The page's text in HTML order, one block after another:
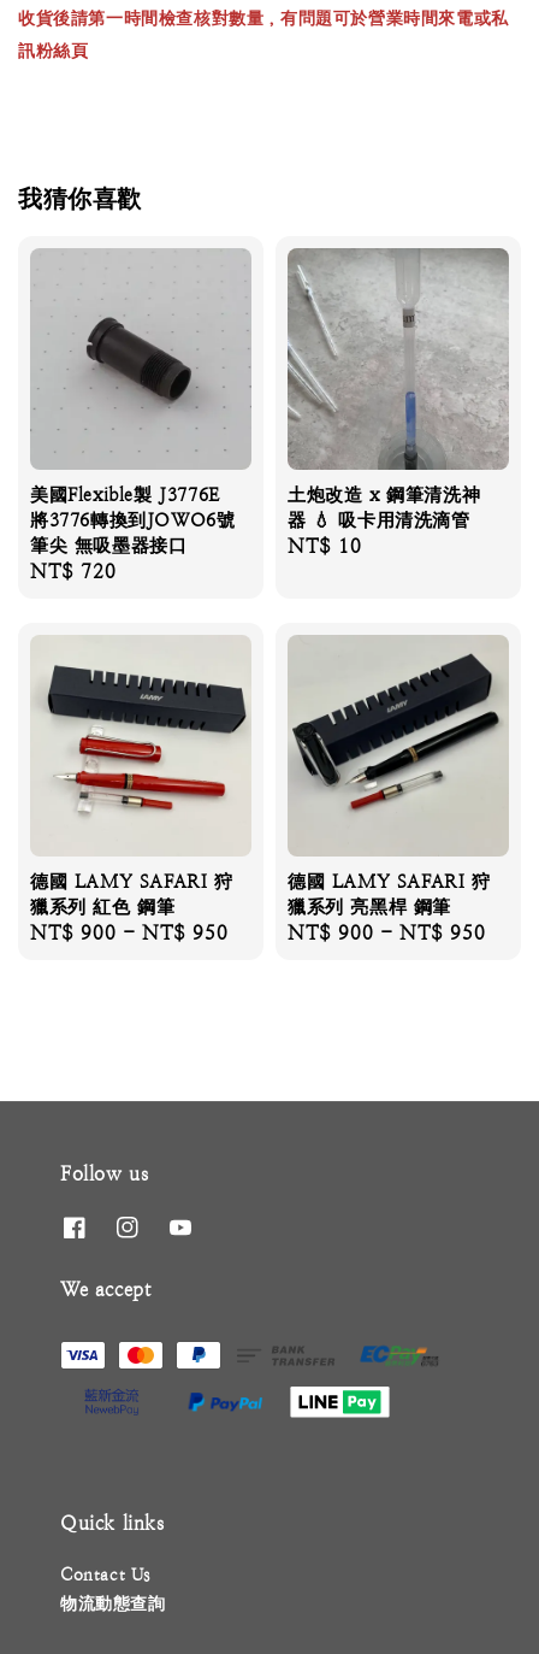
收貨後請第一時間檢查核對數量，有問題可於營業時間來電或私
訊粉絲頁
我猜你喜歡
美國Flexible製 J3776E
將3776轉換到JOWO6號
筆尖 無吸墨器接口
Regular
NT$ 720
土炮改造 x 鋼筆清洗神
器 💧 吸卡用清洗滴管
Regular
NT$ 10
德國 LAMY SAFARI 狩
獵系列 紅色 鋼筆
Regular
NT$ 900 -NT$ 950
德國 LAMY SAFARI 狩
獵系列 亮黑桿 鋼筆
Regular
NT$ 900 -NT$ 950
Follow us
We accept
Quick links
Contact Us
物流動態查詢